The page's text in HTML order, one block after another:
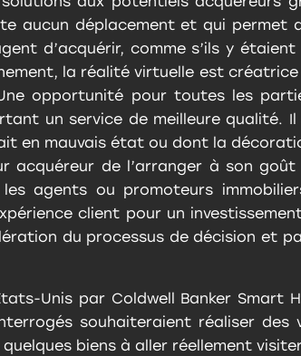
aucun déplacement et qui permet
d’acquérir, comme s’ils y
la réalité virtuelle est
opportunité pour toutes les
un service de meilleure qualité.
en mauvais état ou dont la
acquéreur de l’arranger à son
agents ou promoteurs
client pour un
du processus de décision et
Unis par Coldwell Banker Smart
souhaiteraient réaliser des
biens à aller réellement